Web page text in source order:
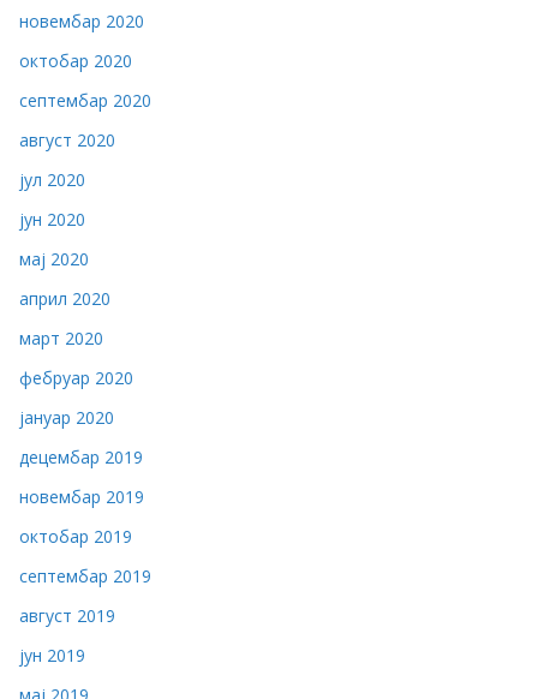
новембар 2020
октобар 2020
септембар 2020
август 2020
јул 2020
јун 2020
мај 2020
април 2020
март 2020
фебруар 2020
јануар 2020
децембар 2019
новембар 2019
октобар 2019
септембар 2019
август 2019
јун 2019